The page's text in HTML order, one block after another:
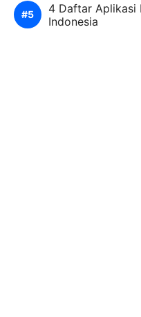
4 Daftar Aplikasi
Indonesia